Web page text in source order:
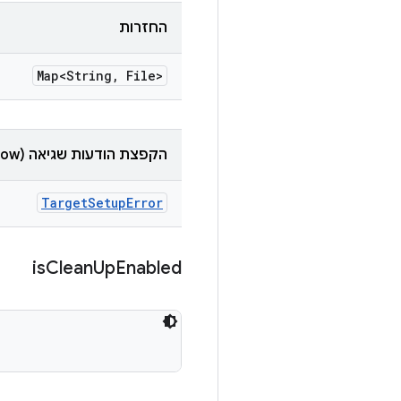
החזרות
Map<String , File>
הקפצת הודעות שגיאה (throw)
TargetSetupError
isCleanUpEnabled